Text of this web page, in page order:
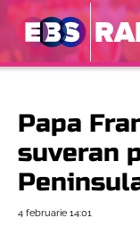
Papa
suveran
4 februarie 14:01